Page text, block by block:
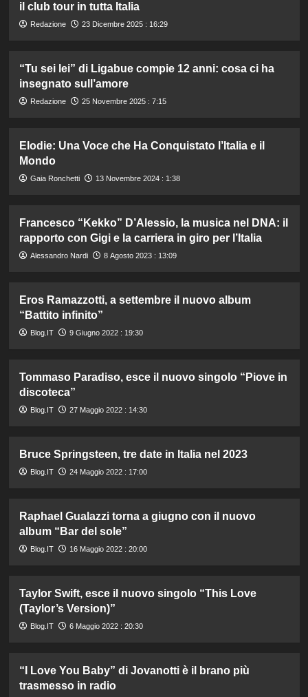
il club tour in tutta Italia
Redazione 23 Dicembre 2025 : 16:29
“Tu sei lei” di Ligabue compie 12 anni: cosa ci ha
insegnato sull’amore
Redazione 25 Novembre 2025 : 7:15
Elodie: Una Voce che Ha Conquistato l’Italia e il
Mondo
Gaia Ronchetti 13 Novembre 2024 : 1:38
Francesco “Kekko” D’Alessio, la musica nel DNA: il
rapporto con Gigi e la carriera in giro per l’Italia
Alessandro Nardi 8 Agosto 2023 : 13:09
Eros Ramazzotti, a settembre il nuovo album
“Battito infinito”
Blog.IT 9 Giugno 2022 : 19:30
Tommaso Paradiso, esce il nuovo singolo “Piove in
discoteca”
Blog.IT 27 Maggio 2022 : 14:30
Bruce Springsteen, tre date in Italia nel 2023
Blog.IT 24 Maggio 2022 : 17:00
Raphael Gualazzi torna a giugno con il nuovo
album “Bar del sole”
Blog.IT 16 Maggio 2022 : 20:00
Taylor Swift, esce il nuovo singolo “This Love
(Taylor’s Version)”
Blog.IT 6 Maggio 2022 : 20:30
“I Love You Baby” di Jovanotti è il brano più
trasmesso in radio